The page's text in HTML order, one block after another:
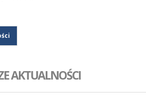
AKTUALNOŚCI